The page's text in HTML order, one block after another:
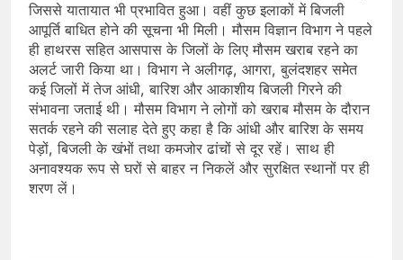
जिससे यातायात भी प्रभावित हुआ। वहीं कुछ इलाकों में बिजली
आपूर्ति बाधित होने की सूचना भी मिली। मौसम विज्ञान विभाग ने पहले
ही हाथरस सहित आसपास के जिलों के लिए मौसम खराब रहने का
अलर्ट जारी किया था। विभाग ने अलीगढ़, आगरा, बुलंदशहर समेत
कई जिलों में तेज आंधी, बारिश और आकाशीय बिजली गिरने की
संभावना जताई थी। मौसम विभाग ने लोगों को खराब मौसम के दौरान
सतर्क रहने की सलाह देते हुए कहा है कि आंधी और बारिश के समय
पेड़ों, बिजली के खंभों तथा कमजोर ढांचों से दूर रहें। साथ ही
अनावश्यक रूप से घरों से बाहर न निकलें और सुरक्षित स्थानों पर ही
शरण लें।